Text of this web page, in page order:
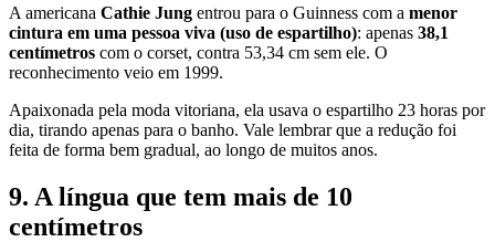
A americana Cathie Jung entrou para o Guinness com a menor
cintura em uma pessoa viva (uso de espartilho): apenas 38,1
centímetros com o corset, contra 53,34 cm sem ele. O
reconhecimento veio em 1999.
Apaixonada pela moda vitoriana, ela usava o espartilho 23 horas por
dia, tirando apenas para o banho. Vale lembrar que a redução foi
feita de forma bem gradual, ao longo de muitos anos.
9. A língua que tem mais de 10
centímetros